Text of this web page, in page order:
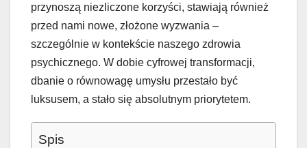
przynoszą niezliczone korzyści, stawiają również
przed nami nowe, złożone wyzwania –
szczególnie w kontekście naszego zdrowia
psychicznego. W dobie cyfrowej transformacji,
dbanie o równowagę umysłu przestało być
luksusem, a stało się absolutnym priorytetem.
Spis